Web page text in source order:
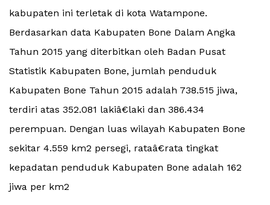
kabupaten ini terletak di kota Watampone.
Berdasarkan data Kabupaten Bone Dalam Angka
Tahun 2015 yang diterbitkan oleh Badan Pusat
Statistik Kabupaten Bone, jumlah penduduk
Kabupaten Bone Tahun 2015 adalah 738.515 jiwa,
terdiri atas 352.081 lakiâ€laki dan 386.434
perempuan. Dengan luas wilayah Kabupaten Bone
sekitar 4.559 km2 persegi, rataâ€rata tingkat
kepadatan penduduk Kabupaten Bone adalah 162
jiwa per km2